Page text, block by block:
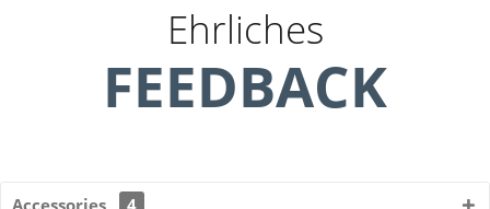
Ehrliches
FEEDBACK
Accessories 4